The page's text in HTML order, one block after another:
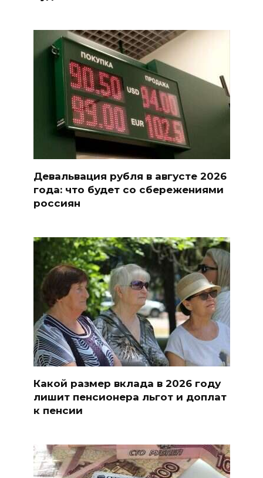
Девальвация рубля в августе 2026
года: что будет со сбережениями
россиян
Какой размер вклада в 2026 году
лишит пенсионера льгот и доплат
к пенсии